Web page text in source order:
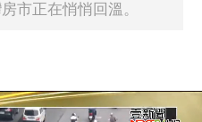
市正在悄悄回溫。